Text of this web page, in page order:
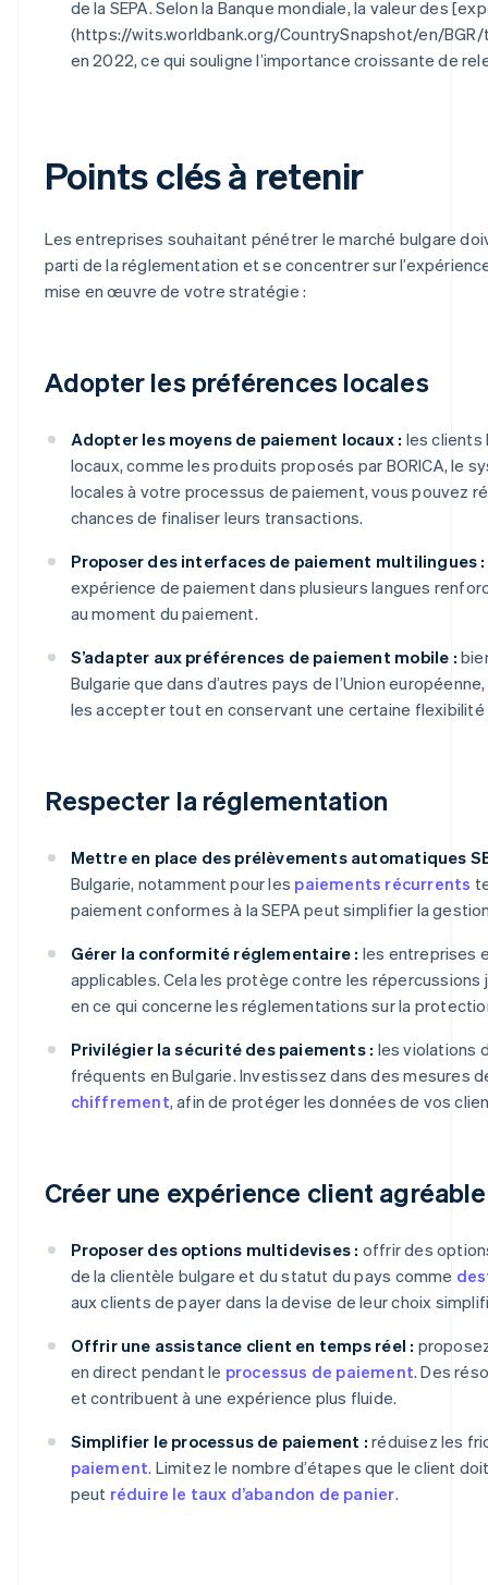
de la SEPA. Selon la Banque mondiale, la valeur des
(https://wits.worldbank.org/CountrySnapshot/en/
en 2022, ce qui souligne l’importance croissante de
Points clés à retenir
Les entreprises souhaitant pénétrer le marché bulgare
parti de la réglementation et se concentrer sur
mise en œuvre de votre stratégie :
Adopter les préférences locales
Adopter les moyens de paiement locaux : les clients
locaux, comme les produits proposés par BORICA, le
locales à votre processus de paiement, vous pouvez
chances de finaliser leurs transactions.
Proposer des interfaces de paiement multilingues :
expérience de paiement dans plusieurs langues
au moment du paiement.
S’adapter aux préférences de paiement mobile :
Bulgarie que dans d’autres pays de l’Union
les accepter tout en conservant une certaine
Respecter la réglementation
Mettre en place des prélèvements automatiques
Bulgarie, notamment pour les paiements récurrents
paiement conformes à la SEPA peut simplifier la
Gérer la conformité réglementaire : les entreprises
applicables. Cela les protège contre les
en ce qui concerne les réglementations sur la
Privilégier la sécurité des paiements : les violations
fréquents en Bulgarie. Investissez dans des mesures
chiffrement, afin de protéger les données de vos
Créer une expérience client agréable
Proposer des options multidevises : offrir des
de la clientèle bulgare et du statut du pays comme
aux clients de payer dans la devise de leur choix
Offrir une assistance client en temps réel :
en direct pendant le processus de paiement. Des
et contribuent à une expérience plus fluide.
Simplifier le processus de paiement : réduisez les
paiement. Limitez le nombre d’étapes que le client
peut réduire le taux d’abandon de panier.
Allemagne
Deutsch English